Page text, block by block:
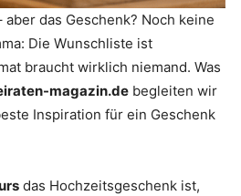
das Geschenk? Noch keine
Die Wunschliste ist
braucht wirklich niemand. Was
magazin.de begleiten wir
Inspiration für ein Geschenk
das Hochzeitsgeschenk ist,